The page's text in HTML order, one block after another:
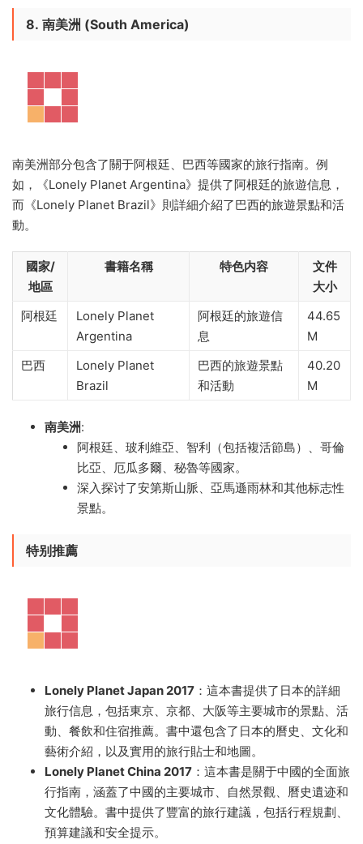
8. 南美洲 (South America)
南美洲部分包含了關于阿根廷、巴西等國家的旅行指南。例
如，《Lonely Planet Argentina》提供了阿根廷的旅遊信息，
而《Lonely Planet Brazil》則詳細介紹了巴西的旅遊景點和活
動。
國家/
地區
書籍名稱 特色内容
文件
大小
阿根廷
Lonely Planet
Argentina
阿根廷的旅遊信
息
44.65
M
巴西
Lonely Planet
Brazil
巴西的旅遊景點
和活動
40.20
M
南美洲:
阿根廷、玻利維亞、智利（包括複活節島）、哥倫
比亞、厄瓜多爾、秘魯等國家。
深入探讨了安第斯山脈、亞馬遜雨林和其他标志性
景點。
特别推薦
Lonely Planet Japan 2017 ：這本書提供了日本的詳細
旅行信息，包括東京、京都、大阪等主要城市的景點、活
動、餐飲和住宿推薦。書中還包含了日本的曆史、文化和
藝術介紹，以及實用的旅行貼士和地圖。
Lonely Planet China 2017 ：這本書是關于中國的全面旅
行指南，涵蓋了中國的主要城市、自然景觀、曆史遺迹和
文化體驗。書中提供了豐富的旅行建議，包括行程規劃、
預算建議和安全提示。